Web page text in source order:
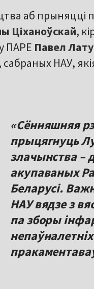
аб прыняцці
Ціханоўскай,
ПАРЕ Павел
сабраных НАУ,
«Сённяшняя
прыцягнуць
злачынства –
акупаваных
Беларусі.
НАУ вядзе з
па зборы